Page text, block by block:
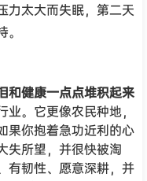
力太大而失眠，第二天
和健康一点点堆积起来
。它更像农民种地，
果你抱着急功近利的心
失所望，并很快被淘
有韧性、愿意深耕，并